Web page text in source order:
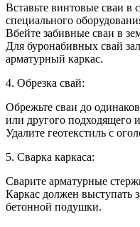
Вставьте винтовые сваи
специального
Вбейте забивные сваи в
Для буронабивных свай
арматурный каркас.
4. Обрезка свай:
Обрежьте сваи до
или другого подходящего
Удалите геотекстиль с
5. Сварка каркаса:
Сварите арматурные
Каркас должен выступать
бетонной подушки.